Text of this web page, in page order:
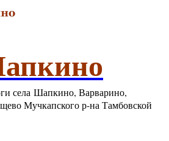
села Шапкино, Варварино,
Мучкапского р-на Тамбовской